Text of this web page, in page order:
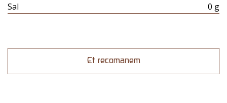
Sal
0 g
Et recomanem